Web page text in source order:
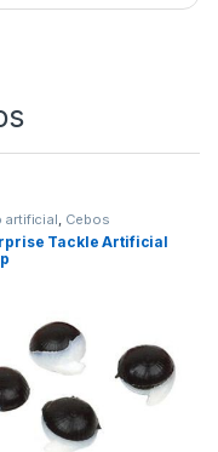
artificial, Cebos
Tackle Artificial